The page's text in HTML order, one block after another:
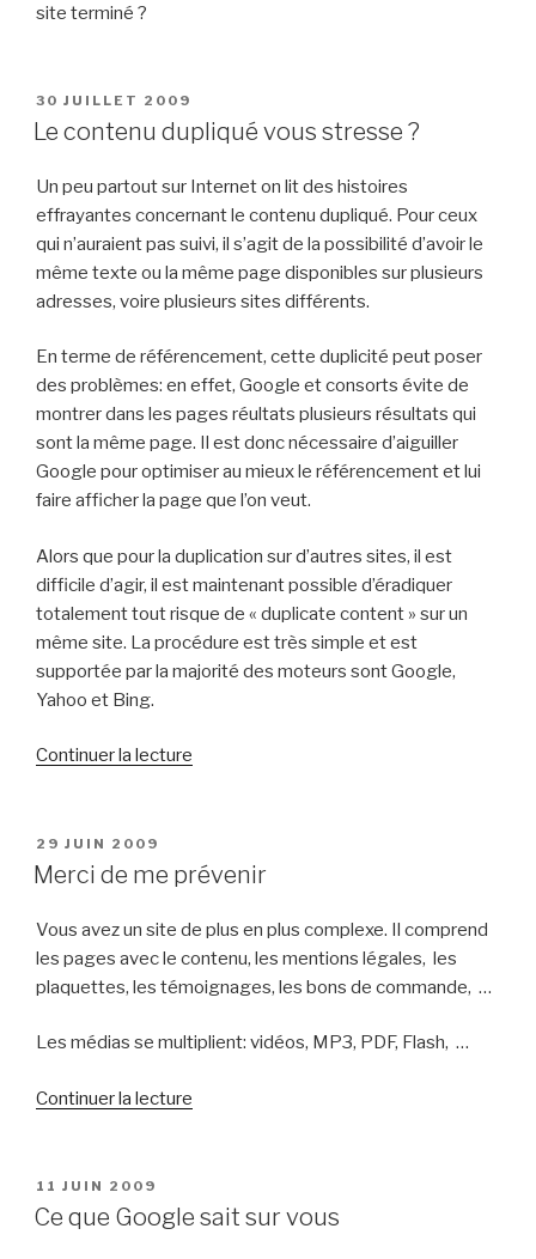
site terminé ?
PUBLIÉ
LE
30 JUILLET 2009
Le contenu dupliqué vous stresse ?
Un peu partout sur Internet on lit des histoires
effrayantes concernant le contenu dupliqué. Pour ceux
qui n’auraient pas suivi, il s’agit de la possibilité d’avoir le
même texte ou la même page disponibles sur plusieurs
adresses, voire plusieurs sites différents.
En terme de référencement, cette duplicité peut poser
des problèmes: en effet, Google et consorts évite de
montrer dans les pages réultats plusieurs résultats qui
sont la même page. Il est donc nécessaire d’aiguiller
Google pour optimiser au mieux le référencement et lui
faire afficher la page que l’on veut.
Alors que pour la duplication sur d’autres sites, il est
difficile d’agir, il est maintenant possible d’éradiquer
totalement tout risque de « duplicate content » sur un
même site. La procédure est très simple et est
supportée par la majorité des moteurs sont Google,
Yahoo et Bing.
Continuer la lecture
vous
? »
PUBLIÉ
LE
29 JUIN 2009
Merci de me prévenir
Vous avez un site de plus en plus complexe. Il comprend
les pages avec le contenu, les mentions légales, les
plaquettes, les témoignages, les bons de commande, …
Les médias se multiplient: vidéos, MP3, PDF, Flash, …
Continuer la lecture
prévenir »
PUBLIÉ
LE
11 JUIN 2009
Ce que Google sait sur vous